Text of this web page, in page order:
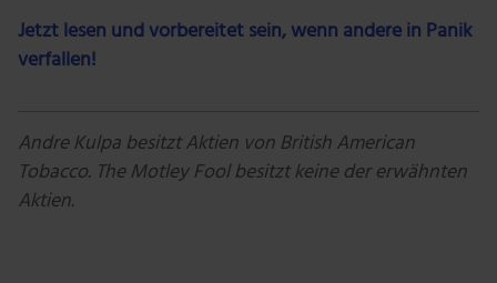
Jetzt lesen und vorbereitet sein, wenn andere in Panik
verfallen!
Andre Kulpa besitzt Aktien von British American
Tobacco. The Motley Fool besitzt keine der erwähnten
Aktien.